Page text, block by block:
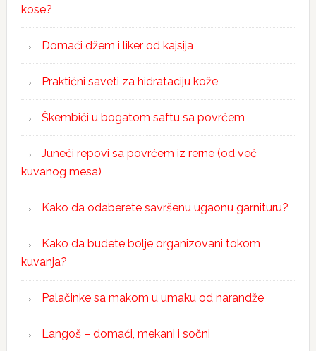
kose?
Domaći džem i liker od kajsija
Praktični saveti za hidrataciju kože
Škembići u bogatom saftu sa povrćem
Juneći repovi sa povrćem iz rerne (od već
kuvanog mesa)
Kako da odaberete savršenu ugaonu garnituru?
Kako da budete bolje organizovani tokom
kuvanja?
Palačinke sa makom u umaku od narandže
Langoš – domaći, mekani i sočni